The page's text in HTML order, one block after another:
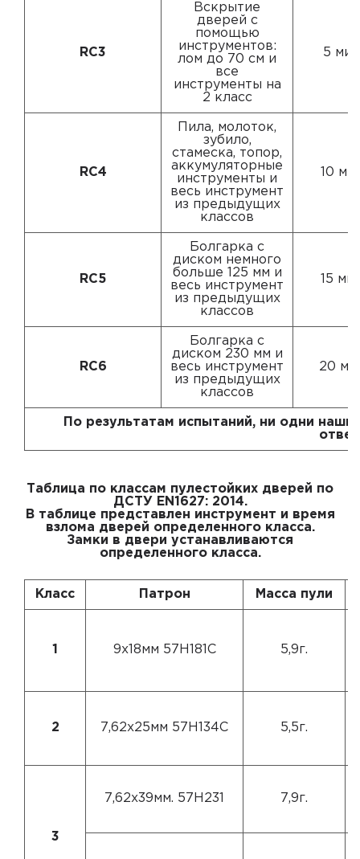
RC3
Вскрытие
дверей с
помощью
инструментов:
лом до 70 см и
все
инструменты на
2 класс
5
RC4
Пила, молоток,
зубило,
стамеска, топор,
аккумуляторные
инструменты и
весь инструмент
из предыдущих
классов
10
RC5
Болгарка с
диском немного
больше 125 мм и
весь инструмент
из предыдущих
классов
15
RC6
Болгарка с
диском 230 мм и
весь инструмент
из предыдущих
классов
20
По результатам испытаний, ни одни
Таблица по классам пулестойких дверей по
ДСТУ EN1627: 2014.
В таблице представлен инструмент и время
взлома дверей определенного класса.
Замки в двери устанавливаются
определенного класса.
Класс Патрон Масса пули
1 9х18мм 57Н181С 5,9г.
2 7,62х25мм 57Н134С 5,5г.
3
7,62х39мм. 57Н231 7,9г.